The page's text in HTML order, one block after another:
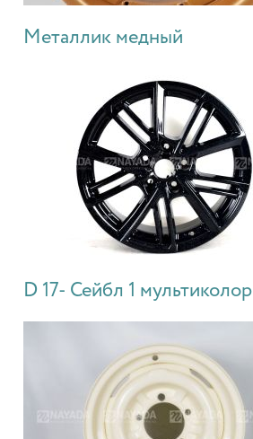
Металлик медный
D 17- Сейбл 1 мультиколор